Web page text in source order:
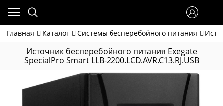
Главная Каталог Системы бесперебойного питания
Источник бесперебойного питания Exegate
SpecialPro Smart LLB-2200.LCD.AVR.C13.RJ.USB